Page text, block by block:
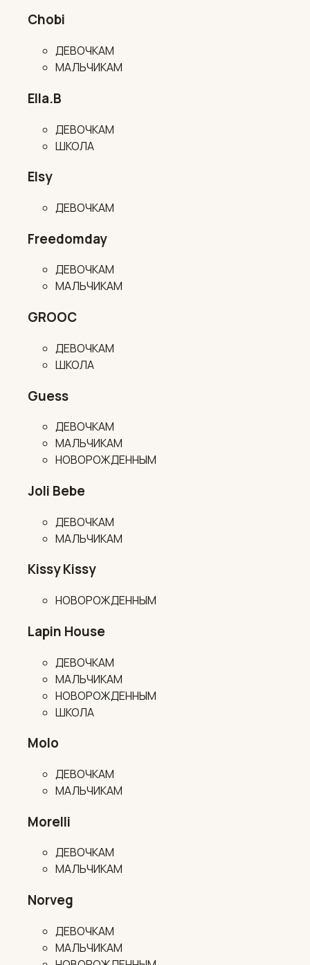
Chobi
ДЕВОЧКАМ
МАЛЬЧИКАМ
Ella.B
ДЕВОЧКАМ
ШКОЛА
Elsy
ДЕВОЧКАМ
Freedomday
ДЕВОЧКАМ
МАЛЬЧИКАМ
GROOC
ДЕВОЧКАМ
ШКОЛА
Guess
ДЕВОЧКАМ
МАЛЬЧИКАМ
НОВОРОЖДЕННЫМ
Joli Bebe
ДЕВОЧКАМ
МАЛЬЧИКАМ
Kissy Kissy
НОВОРОЖДЕННЫМ
Lapin House
ДЕВОЧКАМ
МАЛЬЧИКАМ
НОВОРОЖДЕННЫМ
ШКОЛА
Molo
ДЕВОЧКАМ
МАЛЬЧИКАМ
Morelli
ДЕВОЧКАМ
МАЛЬЧИКАМ
Norveg
ДЕВОЧКАМ
МАЛЬЧИКАМ